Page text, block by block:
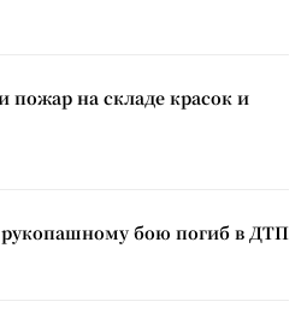
пожар на складе красок и
бою погиб в ДТП